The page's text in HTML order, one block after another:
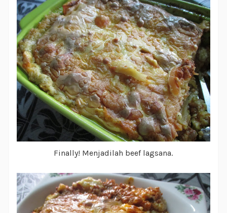
Finally! Menjadilah beef lagsana.